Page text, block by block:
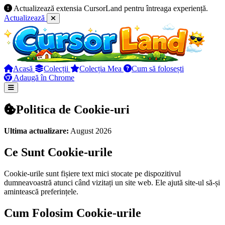
Actualizează extensia CursorLand pentru întreaga experiență.
Actualizează
Acasă Colecții Colecția Mea
Cum să folosești
Adaugă în Chrome
Politica de Cookie-uri
Ultima actualizare: August 2026
Ce Sunt Cookie-urile
Cookie-urile sunt fișiere text mici stocate pe dispozitivul
dumneavoastră atunci când vizitați un site web. Ele ajută site-ul să-și
amintească preferințele.
Cum Folosim Cookie-urile